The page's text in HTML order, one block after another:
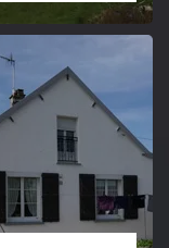
et
de
façade 51